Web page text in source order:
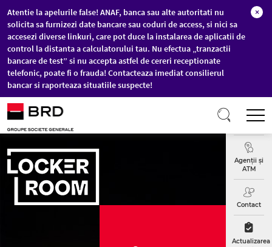
Sari la conținutul principal
Atentie la apelurile false! ANAF, banca sau alte autoritati nu
solicita sa furnizezi date bancare sau coduri de access, si nici sa
accesezi diverse linkuri, care pot duce la instalarea de aplicatii de
control la distanta a calculatorului tau. Nu efectua „tranzactii
bancare de test” si nu accepta astfel de cereri receptionate
telefonic, poate fi o frauda! Contacteaza imediat consilierul
bancar si raporteaza situatiile suspecte!
×
Curs
Agenții și
ATM
Contact
Actualizarea